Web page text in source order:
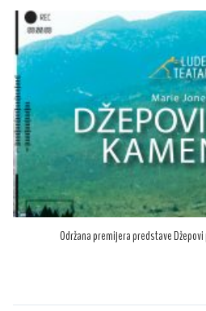
Održana premijera predstave